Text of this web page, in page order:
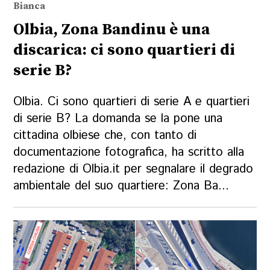
Bianca
Olbia, Zona Bandinu è una
discarica: ci sono quartieri di
serie B?
Olbia. Ci sono quartieri di serie A e quartieri
di serie B? La domanda se la pone una
cittadina olbiese che, con tanto di
documentazione fotografica, ha scritto alla
redazione di Olbia.it per segnalare il degrado
ambientale del suo quartiere: Zona Ba...